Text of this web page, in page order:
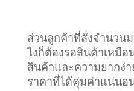
ส่วนลูกค้าที่สั่งจำนวน
ไงก็ต้องรอสินค้าเหมื
สินค้าและความยากง่
ราคาที่ได้คุ่มค่าแน่นอ